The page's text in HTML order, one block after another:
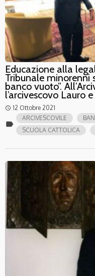
Educazione alla
Tribunale minorenni
banco vuoto”.
l’arcivescovo Lauro
access_time 12 Ottobre 2021
label
ARCIVESCOVILE
SCUOLA CATTOLICA